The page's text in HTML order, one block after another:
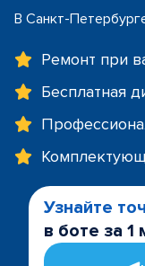
В Санкт-
Ремонт при
Бесплатная
Узнайте
в боте за 1